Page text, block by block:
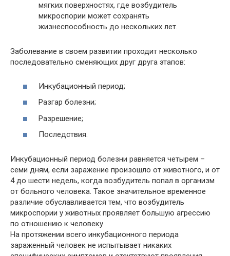
мягких поверхностях, где возбудитель
микроспории может сохранять
жизнеспособность до нескольких лет.
Заболевание в своем развитии проходит несколько
последовательно сменяющих друг друга этапов:
Инкубационный период;
Разгар болезни;
Разрешение;
Последствия.
Инкубационный период болезни равняется четырем –
семи дням, если заражение произошло от животного, и от
4 до шести недель, когда возбудитель попал в организм
от больного человека. Такое значительное временное
различие обуславливается тем, что возбудитель
микроспории у животных проявляет большую агрессию
по отношению к человеку.
На протяжении всего инкубационного периода
зараженный человек не испытывает никаких